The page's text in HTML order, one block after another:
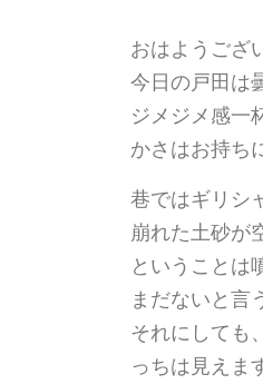
おはようござ
今日の戸田は
ジメジメ感一
かさはお持ち
巷ではギリシ
崩れた土砂が
ということ
まだないと言
それにしても
っちは見えま